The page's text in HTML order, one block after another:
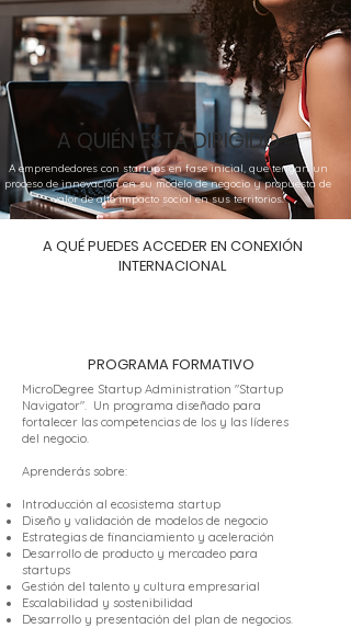
A QUIÉN ESTÁ DIRIGIDO
A emprendedores con startups en fase inicial, que tengan un
proceso de innovación en su modelo de negocio y propuesta de
valor de alto impacto social en sus territorios.
A QUÉ PUEDES ACCEDER EN CONEXIÓN
INTERNACIONAL
PROGRAMA FORMATIVO
Branding
MicroDegree Startup Administration "Startup
Navigator". Un programa diseñado para
fortalecer las competencias de los y las líderes
del negocio.
Aprenderás sobre:
Introducción al ecosistema startup
Diseño y validación de modelos de negocio
Estrategias de financiamiento y aceleración
Desarrollo de producto y mercadeo para
startups
Gestión del talento y cultura empresarial
Escalabilidad y sostenibilidad
Desarrollo y presentación del plan de negocios.